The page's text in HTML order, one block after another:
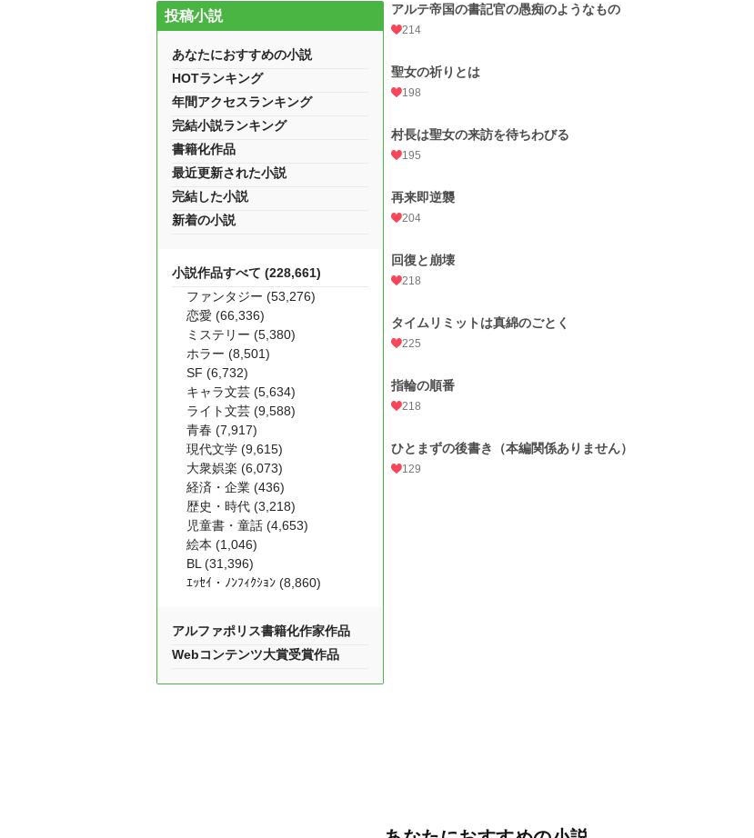
アルテ帝国の書記官の愚痴のようなもの
214
聖女の祈りとは
198
村長は聖女の来訪を待ちわびる
195
再来即逆襲
204
回復と崩壊
218
タイムリミットは真綿のごとく
225
指輪の順番
218
ひとまずの後書き（本編関係ありません）
129
投稿小説
あなたにおすすめの小説
HOTランキング
年間アクセスランキング
完結小説ランキング
書籍化作品
最近更新された小説
完結した小説
新着の小説
小説作品すべて (228,661)
ファンタジー (53,276)
恋愛 (66,336)
ミステリー (5,380)
ホラー (8,501)
SF (6,732)
キャラ文芸 (5,634)
ライト文芸 (9,588)
青春 (7,917)
現代文学 (9,615)
大衆娯楽 (6,073)
経済・企業 (436)
歴史・時代 (3,218)
児童書・童話 (4,653)
絵本 (1,046)
BL (31,396)
ｴｯｾｲ・ﾉﾝﾌｨｸｼｮﾝ (8,860)
アルファポリス書籍化作家作品
Webコンテンツ大賞受賞作品